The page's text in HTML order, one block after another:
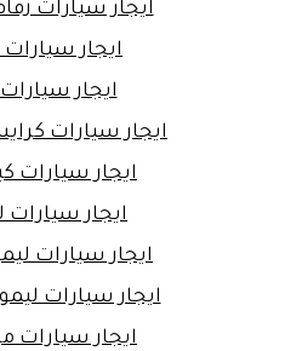
ايجار سيارات
ايجار
ايجار
ايجار سيارات
ايجار سيارات
ايجار سيارات
ايجار سيارات
ايجار سيارات
ايجار